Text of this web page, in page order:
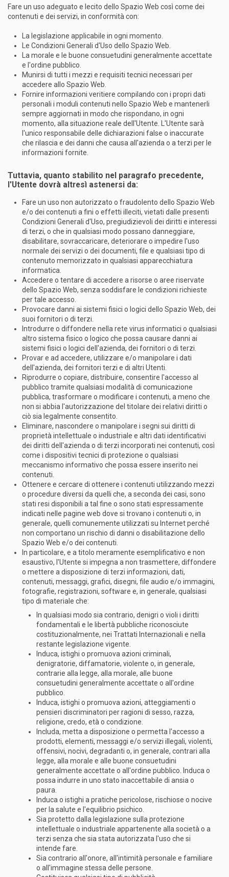
Fare un uso adeguato e lecito dello Spazio Web così come dei
contenuti e dei servizi, in conformità con:
La legislazione applicabile in ogni momento.
Le Condizioni Generali d'Uso dello Spazio Web.
La morale e le buone consuetudini generalmente accettate
e l'ordine pubblico.
Munirsi di tutti i mezzi e requisiti tecnici necessari per
accedere allo Spazio Web.
Fornire informazioni veritiere compilando con i propri dati
personali i moduli contenuti nello Spazio Web e mantenerli
sempre aggiornati in modo che rispondano, in ogni
momento, alla situazione reale dell'Utente. L'Utente sarà
l'unico responsabile delle dichiarazioni false o inaccurate
che rilascia e dei danni che causa all'azienda o a terzi per le
informazioni fornite.
Tuttavia, quanto stabilito nel paragrafo precedente,
l'Utente dovrà altresì astenersi da:
Fare un uso non autorizzato o fraudolento dello Spazio Web
e/o dei contenuti a fini o effetti illeciti, vietati dalle presenti
Condizioni Generali d'Uso, pregiudizievoli dei diritti e interessi
di terzi, o che in qualsiasi modo possano danneggiare,
disabilitare, sovraccaricare, deteriorare o impedire l'uso
normale dei servizi o dei documenti, file e qualsiasi tipo di
contenuto memorizzato in qualsiasi apparecchiatura
informatica.
Accedere o tentare di accedere a risorse o aree riservate
dello Spazio Web, senza soddisfare le condizioni richieste
per tale accesso.
Provocare danni ai sistemi fisici o logici dello Spazio Web, dei
suoi fornitori o di terzi.
Introdurre o diffondere nella rete virus informatici o qualsiasi
altro sistema fisico o logico che possa causare danni ai
sistemi fisici o logici dell'azienda, dei fornitori o di terzi.
Provar e ad accedere, utilizzare e/o manipolare i dati
dell'azienda, dei fornitori terzi e di altri Utenti.
Riprodurre o copiare, distribuire, consentire l'accesso al
pubblico tramite qualsiasi modalità di comunicazione
pubblica, trasformare o modificare i contenuti, a meno che
non si abbia l'autorizzazione del titolare dei relativi diritti o
ciò sia legalmente consentito.
Eliminare, nascondere o manipolare i segni sui diritti di
proprietà intellettuale o industriale e altri dati identificativi
dei diritti dell'azienda o di terzi incorporati nei contenuti, così
come i dispositivi tecnici di protezione o qualsiasi
meccanismo informativo che possa essere inserito nei
contenuti.
Ottenere e cercare di ottenere i contenuti utilizzando mezzi
o procedure diversi da quelli che, a seconda dei casi, sono
stati resi disponibili a tal fine o sono stati espressamente
indicati nelle pagine web dove si trovano i contenuti o, in
generale, quelli comunemente utilizzati su Internet perché
non comportano un rischio di danni o disabilitazione dello
Spazio Web e/o dei contenuti.
In particolare, e a titolo meramente esemplificativo e non
esaustivo, l'Utente si impegna a non trasmettere, diffondere
o mettere a disposizione di terzi informazioni, dati,
contenuti, messaggi, grafici, disegni, file audio e/o immagini,
fotografie, registrazioni, software e, in generale, qualsiasi
tipo di materiale che:
In qualsiasi modo sia contrario, denigri o violi i diritti
fondamentali e le libertà pubbliche riconosciute
costituzionalmente, nei Trattati Internazionali e nella
restante legislazione vigente.
Induca, istighi o promuova azioni criminali,
denigratorie, diffamatorie, violente o, in generale,
contrarie alla legge, alla morale, alle buone
consuetudini generalmente accettate o all'ordine
pubblico.
Induca, istighi o promuova azioni, atteggiamenti o
pensieri discriminatori per ragioni di sesso, razza,
religione, credo, età o condizione.
Includa, metta a disposizione o permetta l'accesso a
prodotti, elementi, messaggi e/o servizi illegali, violenti,
offensivi, nocivi, degradanti o, in generale, contrari alla
legge, alla morale e alle buone consuetudini
generalmente accettate o all'ordine pubblico. Induca o
possa indurre in uno stato inaccettabile di ansia o
paura.
Induca o istighi a pratiche pericolose, rischiose o nocive
per la salute e l'equilibrio psichico.
Sia protetto dalla legislazione sulla protezione
intellettuale o industriale appartenente alla società o a
terzi senza che sia stata autorizzata l'uso che si
intende fare.
Sia contrario all'onore, all'intimità personale e familiare
o all'immagine stessa delle persone.